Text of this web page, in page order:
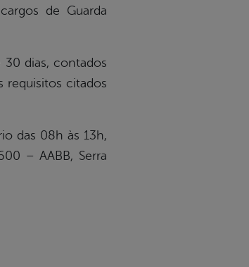
de Guarda
dias, contados
requisitos citados
das 08h às 13h,
– AABB, Serra